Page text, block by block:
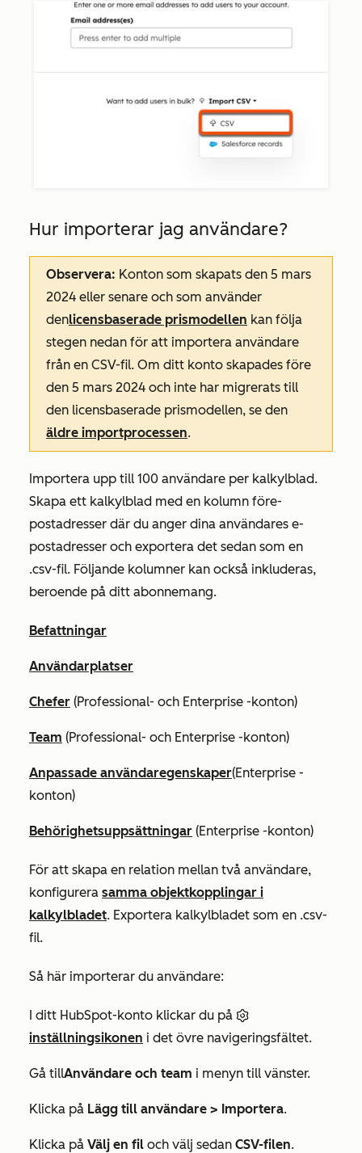
Hur importerar jag användare?
Observera: Konton som skapats den 5 mars
2024 eller senare och som använder
denlicensbaserade prismodellen kan följa
stegen nedan för att importera användare
från en CSV-fil. Om ditt konto skapades före
den 5 mars 2024 och inte har migrerats till
den licensbaserade prismodellen, se den
äldre importprocessen.
Importera upp till 100 användare per kalkylblad.
Skapa ett kalkylblad med en kolumn före-
postadresser där du anger dina användares e-
postadresser och exportera det sedan som en
.csv-fil. Följande kolumner kan också inkluderas,
beroende på ditt abonnemang.
Befattningar
Användarplatser
Chefer (Professional- och Enterprise -konton)
Team (Professional- och Enterprise -konton)
Anpassade användaregenskaper(Enterprise -
konton)
Behörighetsuppsättningar (Enterprise -konton)
För att skapa en relation mellan två användare,
konfigurera samma objektkopplingar i
kalkylbladet. Exportera kalkylbladet som en .csv-
fil.
Så här importerar du användare:
I ditt HubSpot-konto klickar du på
inställningsikonen i det övre navigeringsfältet.
Gå tillAnvändare och team i menyn till vänster.
Klicka på Lägg till användare > Importera.
Klicka på Välj en fil och välj sedan CSV-filen.